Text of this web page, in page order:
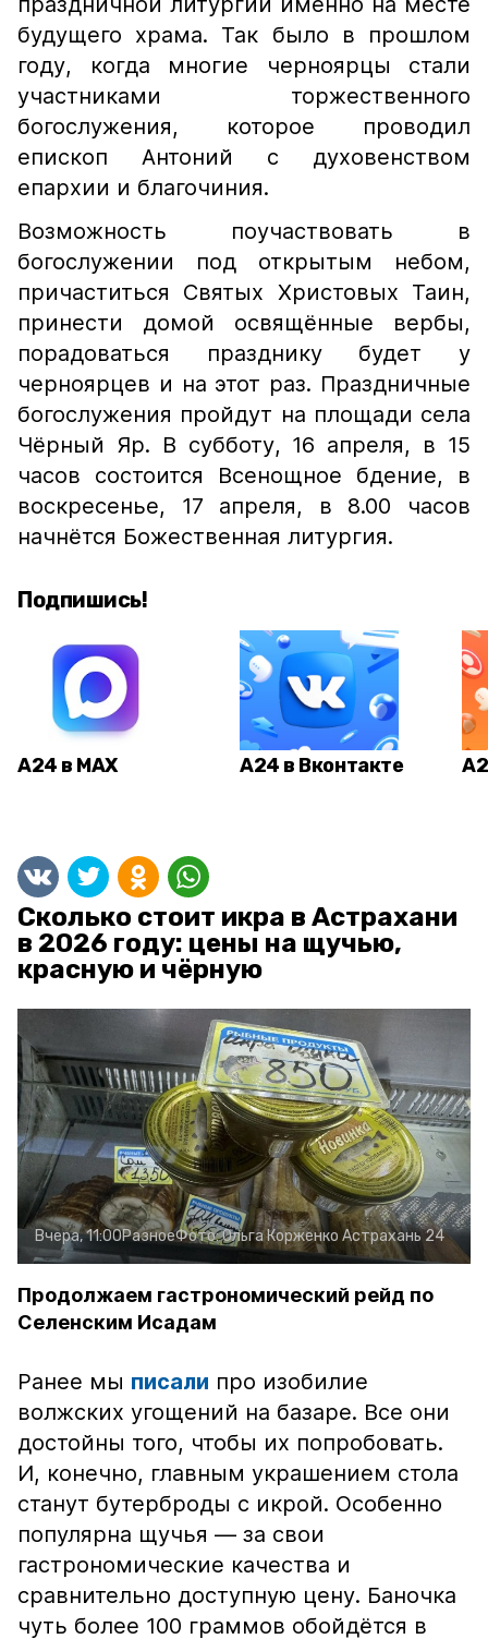
будущего храма. Так было в прошлом
году, когда многие черноярцы стали
участниками торжественного
богослужения, которое проводил
епископ Антоний с духовенством
епархии и благочиния.
Возможность поучаствовать в
богослужении под открытым небом,
причаститься Святых Христовых Таин,
принести домой освящённые вербы,
порадоваться празднику будет у
черноярцев и на этот раз. Праздничные
богослужения пройдут на площади села
Чёрный Яр. В субботу, 16 апреля, в 15
часов состоится Всенощное бдение, в
воскресенье, 17 апреля, в 8.00 часов
начнётся Божественная литургия.
Подпишись!
А24 в MAX А24 в Вконтакте
Сколько стоит икра в Астрахани
в 2026 году: цены на щучью,
красную и чёрную
Вчера, 11:00РазноеФото:Ольга Корженко Астрахань 24
Продолжаем гастрономический рейд по
Селенским Исадам
Ранее мы писали про изобилие
волжских угощений на базаре. Все они
достойны того, чтобы их попробовать.
И, конечно, главным украшением стола
станут бутерброды с икрой. Особенно
популярна щучья — за свои
гастрономические качества и
сравнительно доступную цену. Баночка
чуть более 100 граммов обойдётся в